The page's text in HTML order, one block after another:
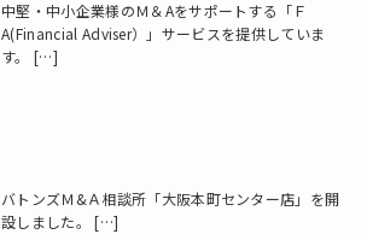
中堅・中小企業様のＭ＆Aをサポートする「Ｆ
A(Financial Adviser）」サービスを提供していま
す。
[…]
バトンズＭ&Ａ相談所「大阪本町センター店」を開
設しました。[…]